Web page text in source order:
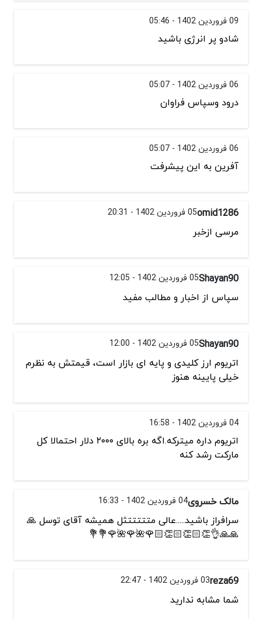
09 فروردین 1402 - 05:46
شادو پر انرژی باشید
06 فروردین 1402 - 05:07
درود وسپاس فراوان
06 فروردین 1402 - 05:07
آفرین به این پیشرفت
omid128605 فروردین 1402 - 20:31
مرسی ازخبر
Shayan9005 فروردین 1402 - 12:05
سپاس از اخبار و مطالب مفید
Shayan9005 فروردین 1402 - 12:00
اتریوم ارز کلیدی و پایه ای بازار است، قیمتش به نظرم
خیلی پایینه هنوز
04 فروردین 1402 - 16:58
اتریوم داره میترکه.اگه بره بالای ۲۰۰۰ دلار احتمالا کل
مارکت رشد کنه
مالک خسروی04 فروردین 1402 - 16:33
سرافراز باشید.....عالی متتتتتثل همیشه آقای توسل 🙏
🙏🙏👌👏🏻👏🏻👏🏻🌹🌺🌹🌺🌹💐💐
reza6903 فروردین 1402 - 22:47
شما مشابه ندارید